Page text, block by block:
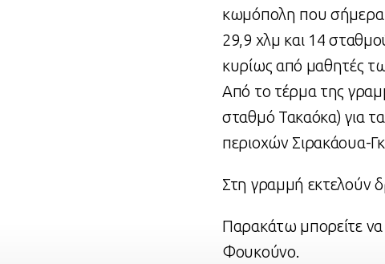
κωμόπολη που σήμερα
29,9 χλμ και 14
κυρίως από μαθητές
Από το τέρμα της
σταθμό Τακαόκα) για
περιοχών Σιρακάουα-
Στη γραμμή εκτελούν
Παρακάτω μπορείτε να
Φουκούνο.